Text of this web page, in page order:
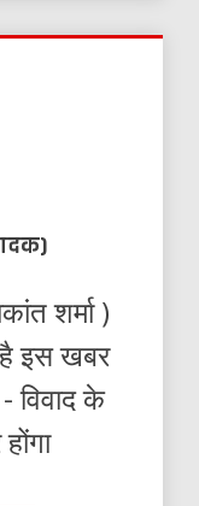
शर्मा )
है इस खबर
विवाद के